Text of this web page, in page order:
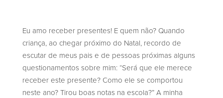
Eu amo receber presentes! E quem não? Quando
criança, ao chegar próximo do Natal, recordo de
escutar de meus pais e de pessoas próximas alguns
questionamentos sobre mim: “Será que ele merece
receber este presente? Como ele se comportou
neste ano? Tirou boas notas na escola?” A minha